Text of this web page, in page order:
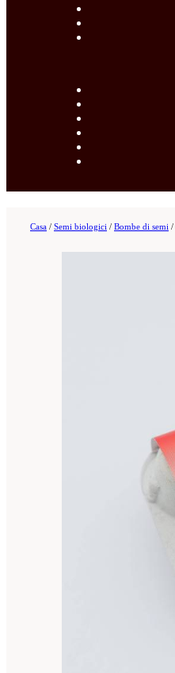
Casa / Semi biologici / Bombe di semi /